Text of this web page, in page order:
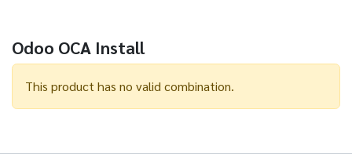
Odoo OCA Install
This product has no valid combination.